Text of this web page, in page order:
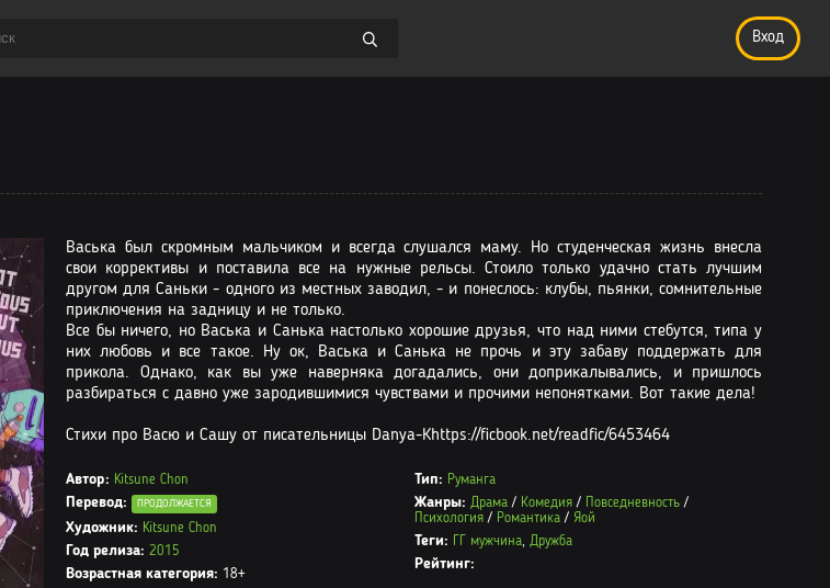
Вход
Васька был скромным мальчиком и всегда слушался маму. Но студенческая жизнь внесла
свои коррективы и поставила все на нужные рельсы. Стоило только удачно стать лучшим
другом для Саньки - одного из местных заводил, - и понеслось: клубы, пьянки, сомнительные
приключения на задницу и не только.
Все бы ничего, но Васька и Санька настолько хорошие друзья, что над ними стебутся, типа у
них любовь и все такое. Ну ок, Васька и Санька не прочь и эту забаву поддержать для
прикола. Однако, как вы уже наверняка догадались, они доприкалывались, и пришлось
разбираться с давно уже зародившимися чувствами и прочими непонятками. Вот такие дела!
Стихи про Васю и Сашу от писательницы Danya-Кhttps://ficbook.net/readfic/6453464
Автор: Kitsune Chon
Перевод: ПРОДОЛЖАЕТСЯ
Художник: Kitsune Chon
Год релиза: 2015
Возрастная категория: 18+
Тип: Руманга
Жанры: Драма/ Комедия/ Повседневность/
Психология/ Романтика/ Яой
Теги: ГГ мужчина, Дружба
Рейтинг: